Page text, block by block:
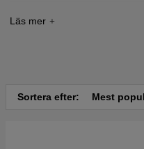
Tryck här för
Sortera efter: Mest